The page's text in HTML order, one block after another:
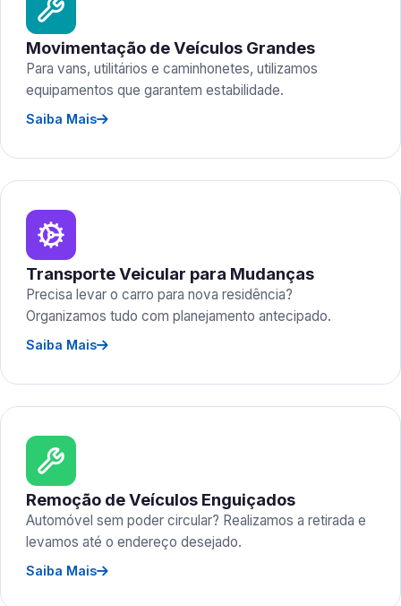
Movimentação de Veículos Grandes
Para vans, utilitários e caminhonetes, utilizamos
equipamentos que garantem estabilidade.
Saiba Mais
Transporte Veicular para Mudanças
Precisa levar o carro para nova residência?
Organizamos tudo com planejamento antecipado.
Saiba Mais
Remoção de Veículos Enguiçados
Automóvel sem poder circular? Realizamos a retirada e
levamos até o endereço desejado.
Saiba Mais